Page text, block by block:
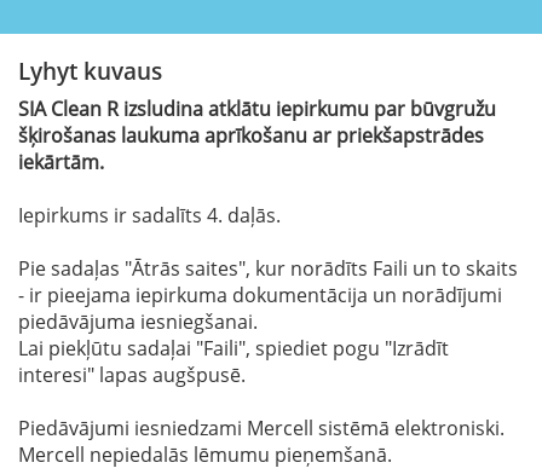
Lyhyt kuvaus
SIA Clean R izsludina atklātu iepirkumu par būvgružu
šķirošanas laukuma aprīkošanu ar priekšapstrādes
iekārtām.
Iepirkums ir sadalīts 4. daļās.
Pie sadaļas "Ātrās saites", kur norādīts Faili un to skaits
- ir pieejama iepirkuma dokumentācija un norādījumi
piedāvājuma iesniegšanai.
Lai piekļūtu sadaļai "Faili", spiediet pogu "Izrādīt
interesi" lapas augšpusē.
Piedāvājumi iesniedzami Mercell sistēmā elektroniski.
Mercell nepiedalās lēmumu pieņemšanā.